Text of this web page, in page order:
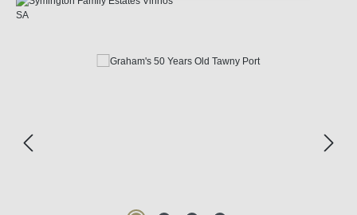
Bildergalerie überspringen